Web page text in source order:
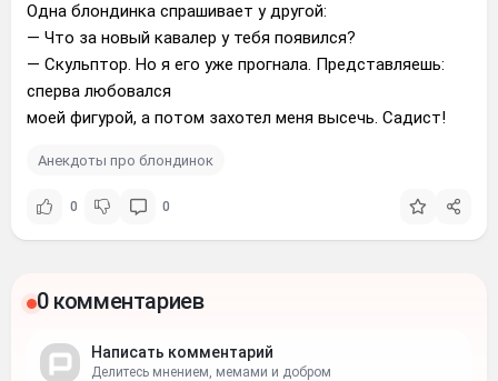
Одна блондинка спрашивает у другой:
— Что за новый кавалер у тебя появился?
— Скульптор. Но я его уже прогнала. Представляешь:
сперва любовался
моей фигурой, а потом захотел меня высечь. Садист!
Анекдоты про блондинок
0 0
0 комментариев
Написать комментарий
Делитесь мнением, мемами и добром